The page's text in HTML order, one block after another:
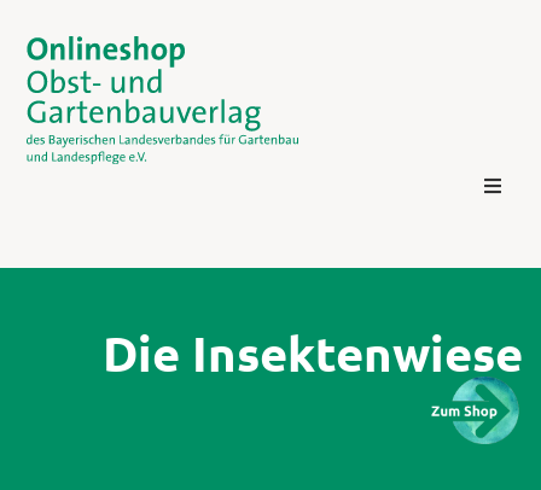
Kontakt
Die Insektenwiese